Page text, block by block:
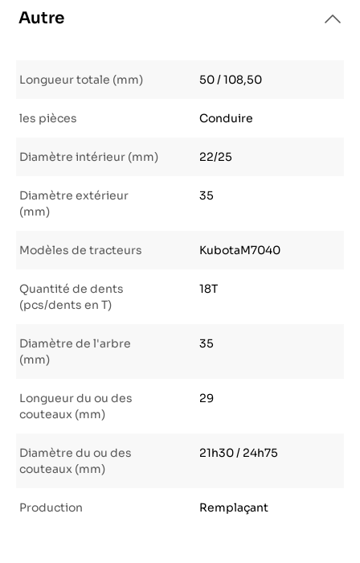
Autre
Longueur totale (mm) 50 / 108,50
les pièces Conduire
Diamètre intérieur (mm) 22/25
Diamètre extérieur
(mm)
35
Modèles de tracteurs KubotaM7040
Quantité de dents
(pcs/dents en T)
18T
Diamètre de l'arbre
(mm)
35
Longueur du ou des
couteaux (mm)
29
Diamètre du ou des
couteaux (mm)
21h30 / 24h75
Production Remplaçant